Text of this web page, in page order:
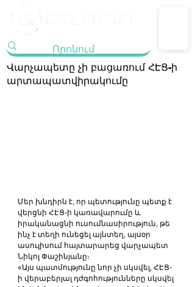
Վարչապետը չի բացառում ՀԷՑ-ի
արտապատվիրակումը
Մեր խնդիրն է, որ պետությունը պետք է
վերցնի ՀԷՑ-ի կառավարումը և
իրականացնի ուսումնասիրություն, թե
ինչ է տեղի ունեցել այնտեղ, այսօր
ասուլիսում հայտարարեց վարչապետ
Նիկոլ Փաշինյանը։
«Այս պատմությունը նոր չի սկսվել, ՀԷՑ-
ի վերաբերյալ դժգոհությունները սկսվել